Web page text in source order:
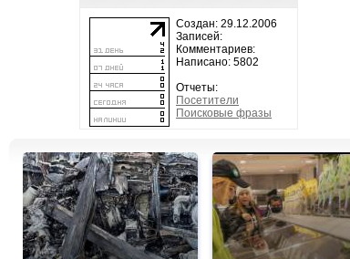
Создан: 29.12.2006
Записей:
Комментариев:
Написано: 5802
Отчеты:
Посетители
Поисковые фразы